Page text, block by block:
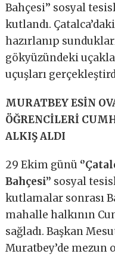
Bahçesi’’ sosyal
kutlandı.
hazırlanıp
gökyüzündeki
uçuşları
MURATBEY ESİN
ÖĞRENCİLERİ
ALKIŞ ALDI
29 Ekim günü
Bahçesi’’ sosyal
kutlamalar sonrası
mahalle halkının
sağladı. Başkan
Muratbey’de mezun